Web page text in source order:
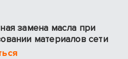
замена масла при
материалов сети